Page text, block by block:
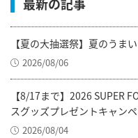
最新の記事
【夏の大抽選祭】夏のうま
2026/08/06
【8/17まで】2026 SUPER
スグッズプレゼントキャン
2026/08/04